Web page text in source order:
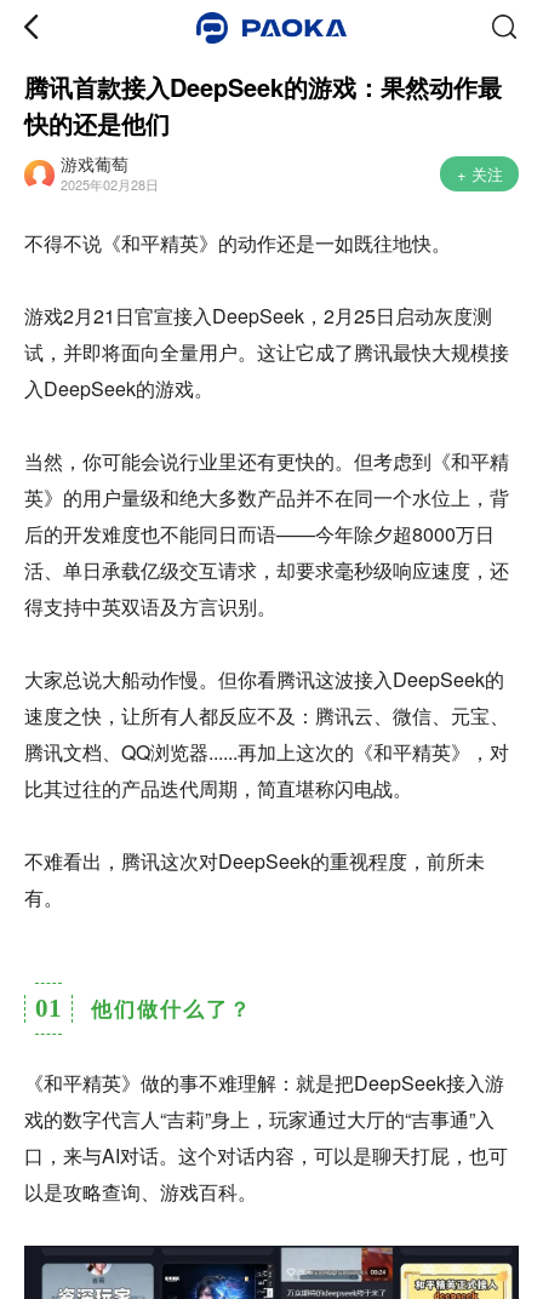
腾讯首款接入DeepSeek的游戏：果然动作最
快的还是他们
游戏葡萄
2025年02月28日 + 关注
不得不说《和平精英》的动作还是一如既往地快。
游戏2月21日官宣接入DeepSeek，2月25日启动灰度测
试，并即将面向全量用户。这让它成了腾讯最快大规模接
入DeepSeek的游戏。
当然，你可能会说行业里还有更快的。但考虑到《和平精
英》的用户量级和绝大多数产品并不在同一个水位上，背
后的开发难度也不能同日而语——今年除夕超8000万日
活、单日承载亿级交互请求，却要求毫秒级响应速度，还
得支持中英双语及方言识别。
大家总说大船动作慢。但你看腾讯这波接入DeepSeek的
速度之快，让所有人都反应不及：腾讯云、微信、元宝、
腾讯文档、QQ浏览器......再加上这次的《和平精英》，对
比其过往的产品迭代周期，简直堪称闪电战。
不难看出，腾讯这次对DeepSeek的重视程度，前所未
有。
01 他们做什么了？
《和平精英》做的事不难理解：就是把DeepSeek接入游
戏的数字代言人“吉莉”身上，玩家通过大厅的“吉事通”入
口，来与AI对话。这个对话内容，可以是聊天打屁，也可
以是攻略查询、游戏百科。